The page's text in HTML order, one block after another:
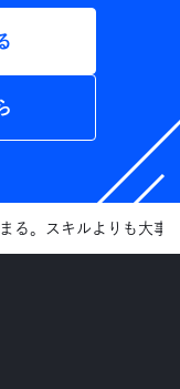
る。スキルよりも大事